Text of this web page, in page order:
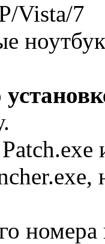
Vista/7